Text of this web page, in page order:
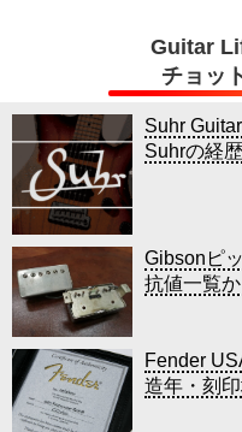
Guitar
チョッ
Suhr
Suhrの経
Gibsonピ
抗値一覧
Fender
造年・刻